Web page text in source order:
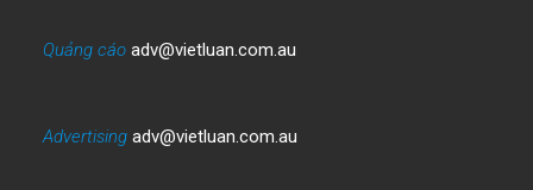
Quảng cáo adv@vietluan.com.au
Advertising adv@vietluan.com.au